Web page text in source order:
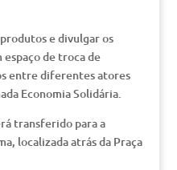
e divulgar os
de troca de
entre diferentes atores
Economia Solidária.
transferido para a
localizada atrás da Praça